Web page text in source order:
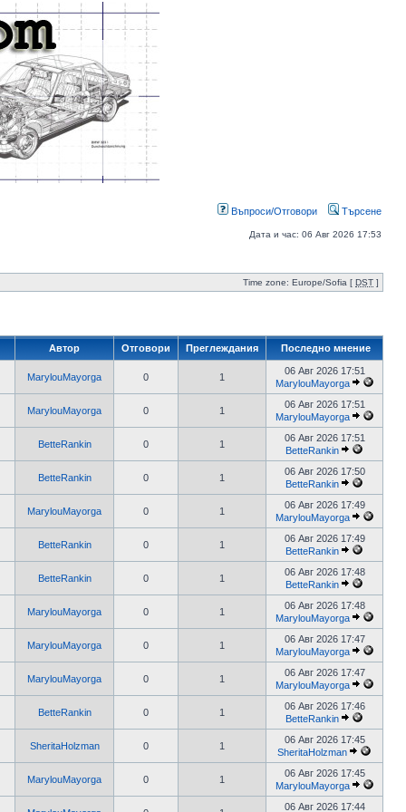
Въпроси/Отговори Търсене
Дата и час: 06 Авг 2026 17:53
Time zone: Europe/Sofia [ DST ]
Автор Отговори Преглеждания Последно мнение
MarylouMayorga 0 1
06 Авг 2026 17:51
MarylouMayorga
MarylouMayorga 0 1
06 Авг 2026 17:51
MarylouMayorga
BetteRankin 0 1
06 Авг 2026 17:51
BetteRankin
BetteRankin 0 1
06 Авг 2026 17:50
BetteRankin
MarylouMayorga 0 1
06 Авг 2026 17:49
MarylouMayorga
BetteRankin 0 1
06 Авг 2026 17:49
BetteRankin
BetteRankin 0 1
06 Авг 2026 17:48
BetteRankin
MarylouMayorga 0 1
06 Авг 2026 17:48
MarylouMayorga
MarylouMayorga 0 1
06 Авг 2026 17:47
MarylouMayorga
MarylouMayorga 0 1
06 Авг 2026 17:47
MarylouMayorga
BetteRankin 0 1
06 Авг 2026 17:46
BetteRankin
SheritaHolzman 0 1
06 Авг 2026 17:45
SheritaHolzman
MarylouMayorga 0 1
06 Авг 2026 17:45
MarylouMayorga
06 Авг 2026 17:44